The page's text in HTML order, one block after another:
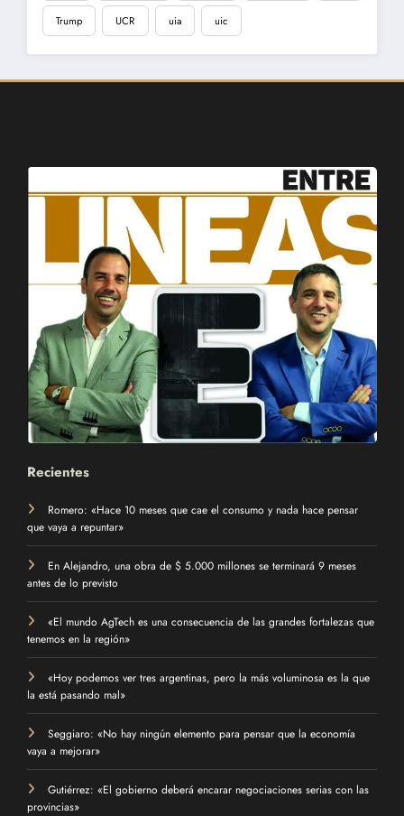
Trump UCR uia uic
Recientes
Romero: «Hace 10 meses que cae el consumo y nada hace pensar
que vaya a repuntar»
En Alejandro, una obra de $ 5.000 millones se terminará 9 meses
antes de lo previsto
«El mundo AgTech es una consecuencia de las grandes fortalezas que
tenemos en la región»
«Hoy podemos ver tres argentinas, pero la más voluminosa es la que
la está pasando mal»
Seggiaro: «No hay ningún elemento para pensar que la economía
vaya a mejorar»
Gutiérrez: «El gobierno deberá encarar negociaciones serias con las
provincias»